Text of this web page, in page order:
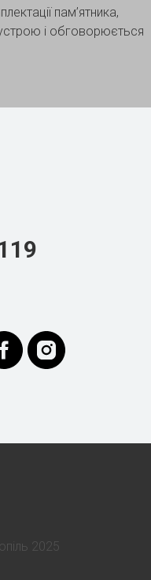
пам’ятника,
і обговорюється
2025